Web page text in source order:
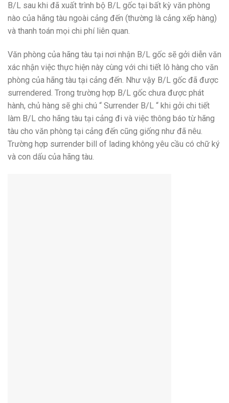
B/L sau khi đã xuất trình bộ B/L gốc tại bất kỳ văn phòng
nào của hãng tàu ngoài cảng đến (thường là cảng xếp hàng)
và thanh toán mọi chi phí liên quan.
Văn phòng của hãng tàu tại nơi nhận B/L gốc sẽ gởi diễn văn
xác nhận việc thực hiện này cùng với chi tiết lô hàng cho văn
phòng của hãng tàu tại cảng đến. Như vậy B/L gốc đã được
surrendered. Trong trường hợp B/L gốc chưa được phát
hành, chủ hàng sẽ ghi chú “ Surrender B/L “ khi gởi chi tiết
làm B/L cho hãng tàu tại cảng đi và việc thông báo từ hãng
tàu cho văn phòng tại cảng đến cũng giống như đã nêu.
Trường hợp surrender bill of lading không yêu cầu có chữ ký
và con dấu của hãng tàu.